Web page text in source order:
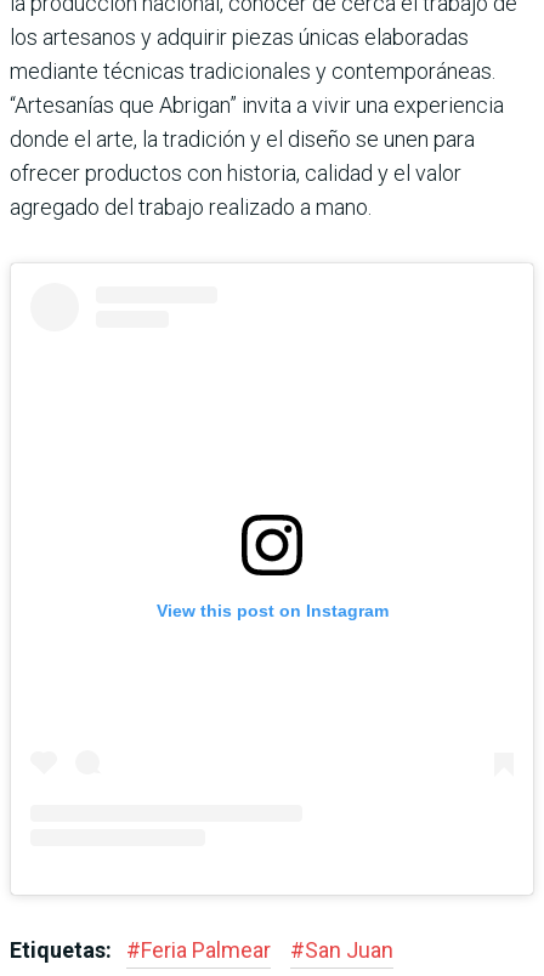
los artesanos y adquirir piezas únicas elaboradas
mediante técnicas tradicionales y contemporáneas.
“Artesanías que Abrigan” invita a vivir una experiencia
donde el arte, la tradición y el diseño se unen para
ofrecer productos con historia, calidad y el valor
agregado del trabajo realizado a mano.
View this post on Instagram
Etiquetas: #Feria Palmear #San Juan